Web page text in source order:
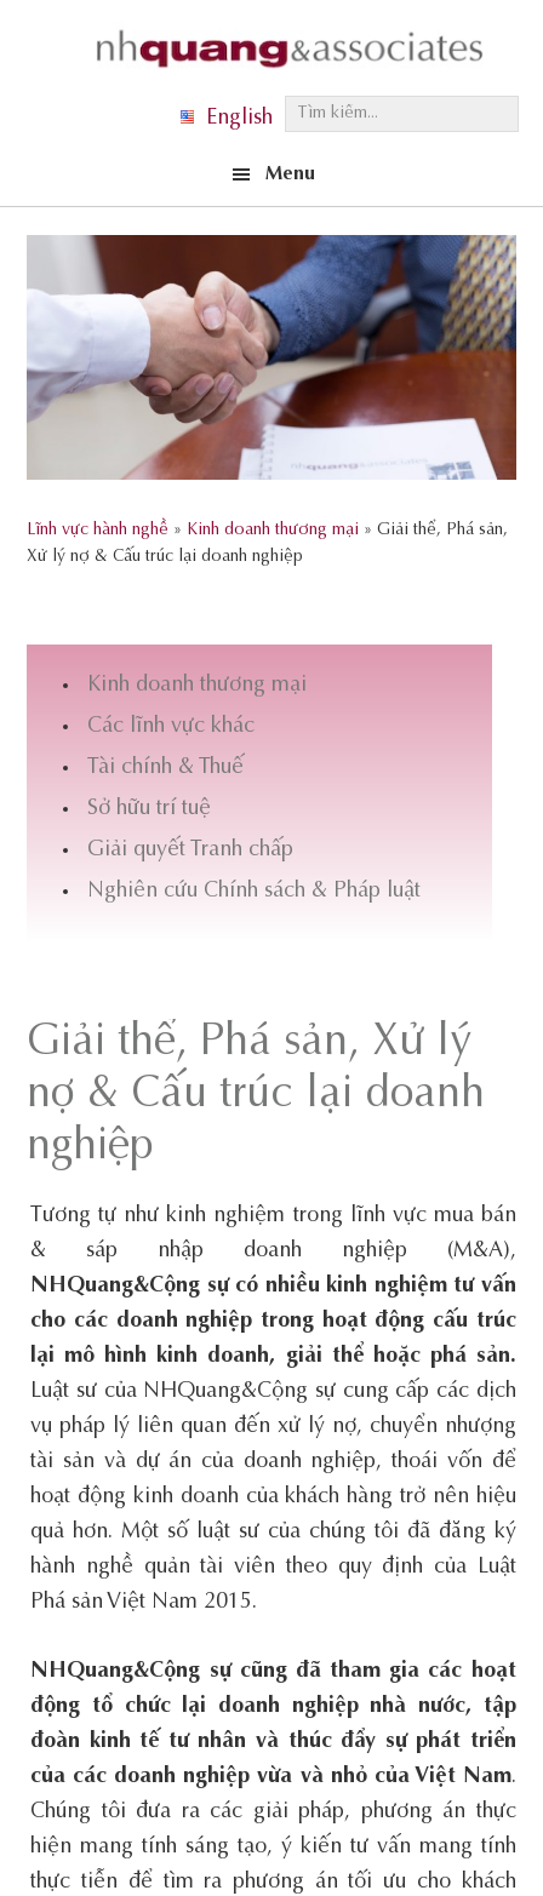
m
ế
m
.
.
.
English
Menu
Lĩnh vực hành nghề » Kinh doanh thương mại » Giải thể, Phá sản,
Xử lý nợ & Cấu trúc lại doanh nghiệp
Kinh doanh thương mại
Các lĩnh vực khác
Tài chính & Thuế
Sở hữu trí tuệ
Giải quyết Tranh chấp
Nghiên cứu Chính sách & Pháp luật
Giải thể, Phá sản, Xử lý
nợ & Cấu trúc lại doanh
nghiệp
Tương tự như kinh nghiệm trong lĩnh vực mua bán
& sáp nhập doanh nghiệp (M&A),
NHQuang&Cộng sự có nhiều kinh nghiệm tưvấn
cho các doanh nghiệp trong hoạt động cấu trúc
lại mô hình kinh doanh, giải thểhoặcphá sản.
Luật sư của NHQuang&Cộng sự cung cấp các dịch
vụ pháp lý liên quan đến xử lý nợ, chuyển nhượng
tài sản và dự án của doanh nghiệp, thoái vốn để
hoạt động kinh doanh của khách hàng trở nên hiệu
quả hơn. Một số luật sư của chúng tôi đã đăng ký
hành nghề quản tài viên theo quy định của Luật
Phá sản Việt Nam 2015.
NHQuang&Cộng sự cũngđãtham gia các hoạt
động tổ chức lại doanh nghiệp nhà nước, tập
đoàn kinh tế tư nhân và thúc đẩy sự phát triển
của các doanh nghiệp vừa và nhỏ của Việt Nam.
Chúng tôi đưa ra các giải pháp, phương án thực
hiện mang tính sáng tạo, ý kiến tư vấn mang tính
thực tiễn để tìm ra phương án tối ưu cho khách